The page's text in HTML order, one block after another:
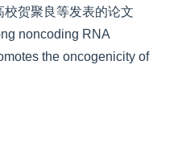
校贺聚良等发表的论文
noncoding RNA
the oncogenicity of